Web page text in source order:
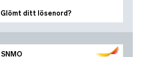
Glömt ditt lösenord?